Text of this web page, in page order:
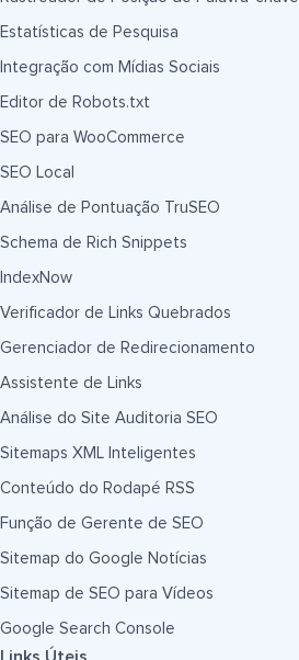
Estatísticas de Pesquisa
Integração com Mídias Sociais
Editor de Robots.txt
SEO para WooCommerce
SEO Local
Análise de Pontuação TruSEO
Schema de Rich Snippets
IndexNow
Verificador de Links Quebrados
Gerenciador de Redirecionamento
Assistente de Links
Análise do Site Auditoria SEO
Sitemaps XML Inteligentes
Conteúdo do Rodapé RSS
Função de Gerente de SEO
Sitemap do Google Notícias
Sitemap de SEO para Vídeos
Google Search Console